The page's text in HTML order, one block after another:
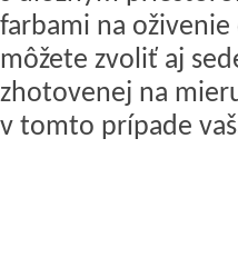
farbami na
môžete zvoliť aj
zhotovenej na
v tomto prípade